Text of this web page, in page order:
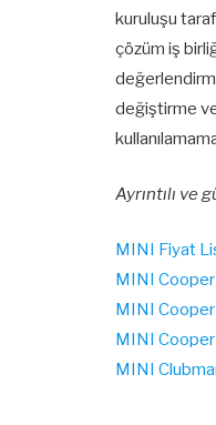
kuruluşu
çözüm iş
değiştirme
Ayrıntılı ve
MINI Fiyat
MINI Cooper
MINI Cooper
MINI Cooper
MINI